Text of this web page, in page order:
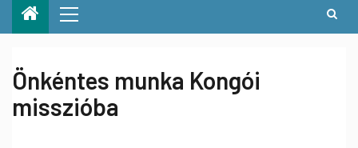
Önkéntes munka Kongói
misszióba